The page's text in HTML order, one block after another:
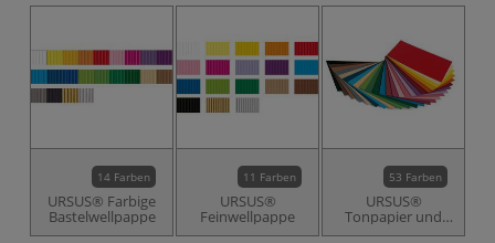
14 Farben
URSUS® Farbige
Bastelwellpappe
11 Farben
URSUS®
Feinwellpappe
53 Farben
URSUS®
Tonpapier und
Fotokarton